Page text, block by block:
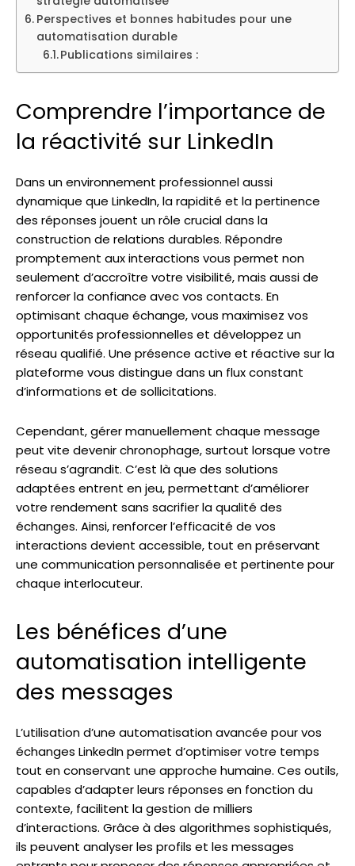
Perspectives et bonnes habitudes pour une
automatisation durable
Publications similaires :
Comprendre l’importance de
la réactivité sur LinkedIn
Dans un environnement professionnel aussi
dynamique que LinkedIn, la rapidité et la pertinence
des réponses jouent un rôle crucial dans la
construction de relations durables. Répondre
promptement aux interactions vous permet non
seulement d’accroître votre visibilité, mais aussi de
renforcer la confiance avec vos contacts. En
optimisant chaque échange, vous maximisez vos
opportunités professionnelles et développez un
réseau qualifié. Une présence active et réactive sur la
plateforme vous distingue dans un flux constant
d’informations et de sollicitations.
Cependant, gérer manuellement chaque message
peut vite devenir chronophage, surtout lorsque votre
réseau s’agrandit. C’est là que des solutions
adaptées entrent en jeu, permettant d’améliorer
votre rendement sans sacrifier la qualité des
échanges. Ainsi, renforcer l’efficacité de vos
interactions devient accessible, tout en préservant
une communication personnalisée et pertinente pour
chaque interlocuteur.
Les bénéfices d’une
automatisation intelligente
des messages
L’utilisation d’une automatisation avancée pour vos
échanges LinkedIn permet d’optimiser votre temps
tout en conservant une approche humaine. Ces outils,
capables d’adapter leurs réponses en fonction du
contexte, facilitent la gestion de milliers
d’interactions. Grâce à des algorithmes sophistiqués,
ils peuvent analyser les profils et les messages